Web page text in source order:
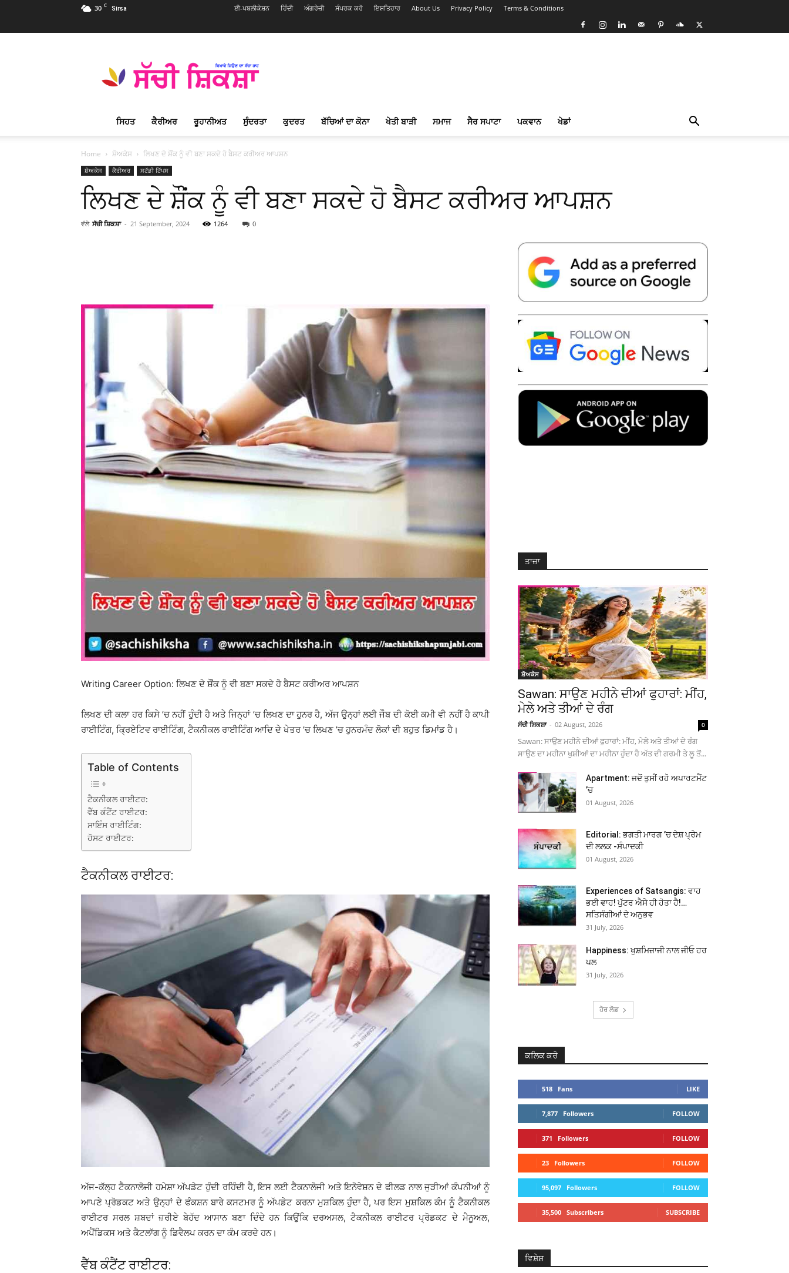
30 C Sirsa ਈ-ਪਬਲੀਕੇਸ਼ਨ ਹਿੰਦੀ ਅੰਗਰੇਜ਼ੀ ਸੰਪਰਕ ਕਰੋ ਇਸ਼ਤਿਹਾਰ About Us Privacy Policy Terms & Conditions
Shiksha
Punjabi
ਸ਼ਿਕਸ਼ਾ
ਪ੍ਰਸਿੱਧ
ਮੈਗਜ਼ੀਨ
ਸਿਹਤ ਕੈਰੀਅਰ ਰੂਹਾਨੀਅਤ ਸੁੰਦਰਤਾ ਕੁਦਰਤ ਬੱਚਿਆਂ ਦਾ ਕੋਨਾ ਖੇਤੀ ਬਾੜੀ ਸਮਾਜ ਸੈਰ ਸਪਾਟਾ ਪਕਵਾਨ ਖੇਡਾਂ
Home ਸ਼ੋਅਕੇਸ ਲਿਖਣ ਦੇ ਸ਼ੌਂਕ ਨੂੰ ਵੀ ਬਣਾ ਸਕਦੇ ਹੋ ਬੈਸਟ ਕਰੀਅਰ ਆਪਸ਼ਨ
ਸ਼ੋਅਕੇਸ ਕੈਰੀਅਰ ਸਟੱਡੀ ਟਿੱਪਸ
ਲਿਖਣ ਦੇ ਸ਼ੌਂਕ ਨੂੰ ਵੀ ਬਣਾ ਸਕਦੇ ਹੋ ਬੈਸਟ ਕਰੀਅਰ ਆਪਸ਼ਨ
ਵੱਲੋ ਸੱਚੀ ਸ਼ਿਕਸ਼ਾ - 21 September, 2024 1264 0
Telegram Copy URL
Writing Career Option: ਲਿਖਣ ਦੇ ਸ਼ੌਂਕ ਨੂੰ ਵੀ ਬਣਾ ਸਕਦੇ ਹੋ ਬੈਸਟ ਕਰੀਅਰ ਆਪਸ਼ਨ
ਲਿਖਣ ਦੀ ਕਲਾ ਹਰ ਕਿਸੇ ’ਚ ਨਹੀਂ ਹੁੰਦੀ ਹੈ ਅਤੇ ਜਿਨ੍ਹਾਂ ’ਚ ਲਿਖਣ ਦਾ ਹੁਨਰ ਹੈ, ਅੱਜ ਉਨ੍ਹਾਂ ਲਈ ਜੌਬ ਦੀ ਕੋਈ ਕਮੀ ਵੀ ਨਹੀਂ ਹੈ ਕਾਪੀ
ਰਾਈਟਿੰਗ, ਕ੍ਰਿਏਟਿਵ ਰਾਈਟਿੰਗ, ਟੈਕਨੀਕਲ ਰਾਈਟਿੰਗ ਆਦਿ ਦੇ ਖੇਤਰ ’ਚ ਲਿਖਣ ’ਚ ਹੁਨਰਮੰਦ ਲੋਕਾਂ ਦੀ ਬਹੁਤ ਡਿਮਾਂਡ ਹੈ।
Table of Contents
ਟੈਕਨੀਕਲ ਰਾਈਟਰ:
ਵੈੱਬ ਕੰਟੈਂਟ ਰਾਈਟਰ:
ਸਾਇੰਸ ਰਾਈਟਿੰਗ:
ਹੋਸਟ ਰਾਈਟਰ:
ਟੈਕਨੀਕਲ ਰਾਈਟਰ:
ਅੱਜ-ਕੱਲ੍ਹ ਟੈਕਨਾਲੋਜੀ ਹਮੇਸ਼ਾ ਅੱਪਡੇਟ ਹੁੰਦੀ ਰਹਿੰਦੀ ਹੈ, ਇਸ ਲਈ ਟੈਕਨਾਲੋਜੀ ਅਤੇ ਇਨੋਵੇਸ਼ਨ ਦੇ ਫੀਲਡ ਨਾਲ ਜੁੜੀਆਂ ਕੰਪਨੀਆਂ ਨੂੰ
ਆਪਣੇ ਪ੍ਰੋਡਕਟ ਅਤੇ ਉਨ੍ਹਾਂ ਦੇ ਫੰਕਸ਼ਨ ਬਾਰੇ ਕਸਟਮਰ ਨੂੰ ਅੱਪਡੇਟ ਕਰਨਾ ਮੁਸ਼ਕਿਲ ਹੁੰਦਾ ਹੈ, ਪਰ ਇਸ ਮੁਸ਼ਕਿਲ ਕੰਮ ਨੂੰ ਟੈਕਨੀਕਲ
ਰਾਈਟਰ ਸਰਲ ਸ਼ਬਦਾਂ ਜ਼ਰੀਏ ਬੇਹੱਦ ਆਸਾਨ ਬਣਾ ਦਿੰਦੇ ਹਨ ਕਿਉਂਕਿ ਦਰਅਸਲ, ਟੈਕਨੀਕਲ ਰਾਈਟਰ ਪ੍ਰੋਡਕਟ ਦੇ ਮੈਨੂਅਲ,
ਅਪੈਂਡਿਕਸ ਅਤੇ ਕੈਟਲਾੱਗ ਨੂੰ ਡਿਵੈਲਪ ਕਰਨ ਦਾ ਕੰਮ ਕਰਦੇ ਹਨ।
ਵੈੱਬ ਕੰਟੈਂਟ ਰਾਈਟਰ:
ਤਾਜ਼ਾ
ਸ਼ੋਅਕੇਸ
Sawan: ਸਾਉਣ ਮਹੀਨੇ ਦੀਆਂ ਫੁਹਾਰਾਂ: ਮੀਂਹ,
ਮੇਲੇ ਅਤੇ ਤੀਆਂ ਦੇ ਰੰਗ
ਸੱਚੀ ਸ਼ਿਕਸ਼ਾ - 02 August, 2026 0
Sawan: ਸਾਉਣ ਮਹੀਨੇ ਦੀਆਂ ਫੁਹਾਰਾਂ: ਮੀਂਹ, ਮੇਲੇ ਅਤੇ ਤੀਆਂ ਦੇ ਰੰਗ
ਸਾਉਣ ਦਾ ਮਹੀਨਾ ਖੁਸ਼ੀਆਂ ਦਾ ਮਹੀਨਾ ਹੁੰਦਾ ਹੈ ਅੱਤ ਦੀ ਗਰਮੀ ਤੇ ਲੂ ਤੋਂ...
Apartment: ਜਦੋਂ ਤੁਸੀਂ ਰਹੋ ਅਪਾਰਟਮੈਂਟ
’ਚ
01 August, 2026
Editorial: ਭਗਤੀ ਮਾਰਗ ’ਚ ਦੇਸ਼ ਪ੍ਰੇਮ
ਦੀ ਲਲਕ -ਸੰਪਾਦਕੀ
01 August, 2026
Experiences of Satsangis: ਵਾਹ
ਭਈ ਵਾਹ! ਪੁੱਟਰ ਐਸੇ ਹੀ ਹੋਤਾ ਹੈ!…
ਸਤਿਸੰਗੀਆਂ ਦੇ ਅਨੁਭਵ
31 July, 2026
Happiness: ਖੁਸ਼ਮਿਜ਼ਾਜੀ ਨਾਲ ਜੀਓ ਹਰ
ਪਲ
31 July, 2026
ਹੋਰ ਲੋਡ
ਕਲਿਕ ਕਰੋ
518 Fans LIKE
7,877 Followers FOLLOW
371 Followers FOLLOW
23 Followers FOLLOW
95,097 Followers FOLLOW
35,500 Subscribers SUBSCRIBE
ਵਿਸ਼ੇਸ਼